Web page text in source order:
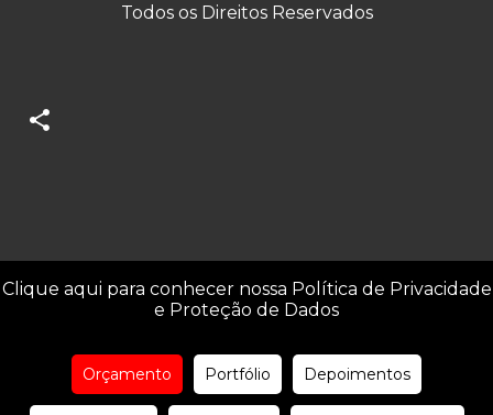
Todos os Direitos Reservados
Clique aqui para conhecer nossa Política de Privacidade
e Proteção de Dados
Orçamento Portfólio Depoimentos